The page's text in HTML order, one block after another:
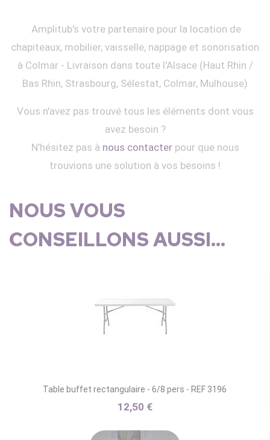
Amplitub's votre partenaire pour la location de
chapiteaux, mobilier, vaisselle, nappage et sonorisation
à Colmar - Livraison dans toute l'Alsace (Haut Rhin /
Bas Rhin, Strasbourg, Sélestat, Colmar, Mulhouse)
Vous n'avez pas trouvé tous les éléments dont vous
avez besoin ?
N'hésitez pas à nous contacterpour que nous
trouvions une solution à vos besoins !
NOUS VOUS
CONSEILLONS AUSSI...
Table buffet rectangulaire - 6/8 pers - REF 3196
12,50 €